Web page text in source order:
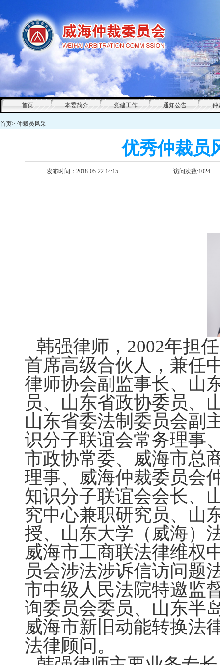
首页 本委简介 党建工作 通知公告 仲
首页> 仲裁员风采
优秀仲裁员
发布时间：2018-05-22 14:15 访问次数:1024
韩强律师，2002年担
首席高级合伙人，兼任
律师协会副监事长、山
员、山东省政协委员、
山东省委法制委员会副
识分子联谊会常务理事
市政协常委、威海市总
理事、威海仲裁委员会
知识分子联谊会会长、
究中心兼职研究员、山
授、山东大学（威海）
威海市工商联法律维权
员会涉法涉诉信访问题
市中级人民法院特邀监
询委员会委员、山东半
威海市新旧动能转换法
法律顾问。